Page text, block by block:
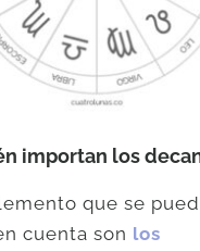
importan los
que se
cuenta son los